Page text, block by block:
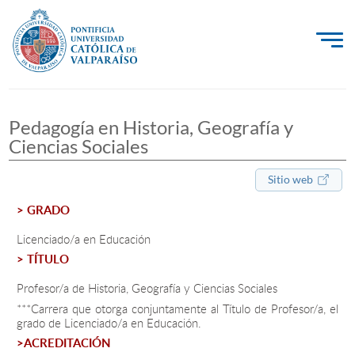
Investigación, Creación e Innovación
PUCV Internacional
Admisión
Pregrado
Postgrado
Formación Continua
Pedagogía en Historia, Geografía y
Ciencias Sociales
Sitio web
> GRADO
Licenciado/a en Educación
> TÍTULO
Profesor/a de Historia, Geografía y Ciencias Sociales
***Carrera que otorga conjuntamente al Título de Profesor/a, el
grado de Licenciado/a en Educación.
>ACREDITACIÓN